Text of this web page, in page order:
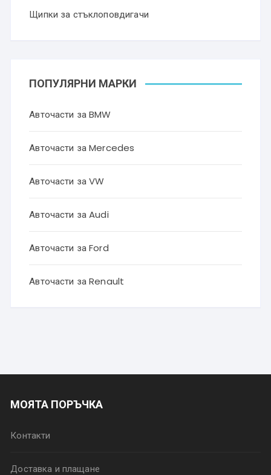
Щипки за стъклоповдигачи
ПОПУЛЯРНИ МАРКИ
Авточасти за BMW
Авточасти за Mercedes
Авточасти за VW
Авточасти за Audi
Авточасти за Ford
Авточасти за Renault
МОЯТА ПОРЪЧКА
Контакти
Доставка и плащане